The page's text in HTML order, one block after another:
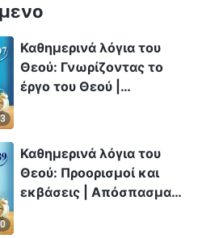
Καθημερινά λόγια του
Θεού: Γνωρίζοντας το
έργο του Θεού |
Καθημερινά λόγια του
Θεού: Προορισμοί και
εκβάσεις | Απόσπασμα